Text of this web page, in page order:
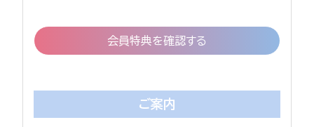
会員特典を確認する
ご案内